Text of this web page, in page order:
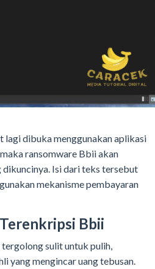
lagi dibuka menggunakan aplikasi
ransomware Bbii akan
Isi dari teks tersebut
mekanisme pembayaran
Bbii
sulit untuk pulih,
yang mengincar uang tebusan.